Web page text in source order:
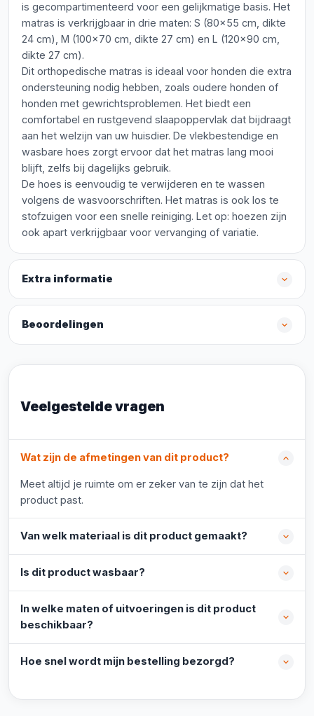
is gecompartimenteerd voor een gelijkmatige basis. Het
matras is verkrijgbaar in drie maten: S (80x55 cm, dikte
24 cm), M (100x70 cm, dikte 27 cm) en L (120x90 cm,
dikte 27 cm).
Dit orthopedische matras is ideaal voor honden die extra
ondersteuning nodig hebben, zoals oudere honden of
honden met gewrichtsproblemen. Het biedt een
comfortabel en rustgevend slaapoppervlak dat bijdraagt
aan het welzijn van uw huisdier. De vlekbestendige en
wasbare hoes zorgt ervoor dat het matras lang mooi
blijft, zelfs bij dagelijks gebruik.
De hoes is eenvoudig te verwijderen en te wassen
volgens de wasvoorschriften. Het matras is ook los te
stofzuigen voor een snelle reiniging. Let op: hoezen zijn
ook apart verkrijgbaar voor vervanging of variatie.
Extra informatie
Beoordelingen
Veelgestelde vragen
Wat zijn de afmetingen van dit product?
Meet altijd je ruimte om er zeker van te zijn dat het
product past.
Van welk materiaal is dit product gemaakt?
Is dit product wasbaar?
In welke maten of uitvoeringen is dit product
beschikbaar?
Hoe snel wordt mijn bestelling bezorgd?